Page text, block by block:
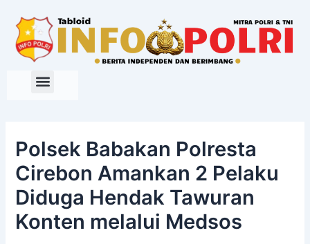
content
Polsek Babakan Polresta
Cirebon Amankan 2 Pelaku
Diduga Hendak Tawuran
Konten melalui Medsos